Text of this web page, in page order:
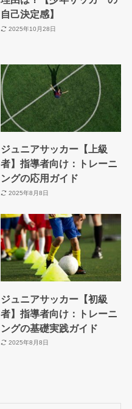
自己決定感】
2025年10月28日
ジュニアサッカー【上級
者】指導者向け：トレーニ
ングの応用ガイド
2025年8月8日
ジュニアサッカー【初級
者】指導者向け：トレーニ
ングの基礎実践ガイド
2025年8月8日